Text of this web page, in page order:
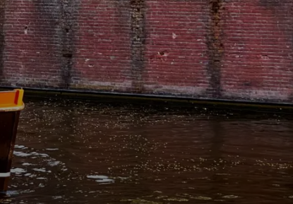
Dit navn*
E-mail *
Dit telefonnummer